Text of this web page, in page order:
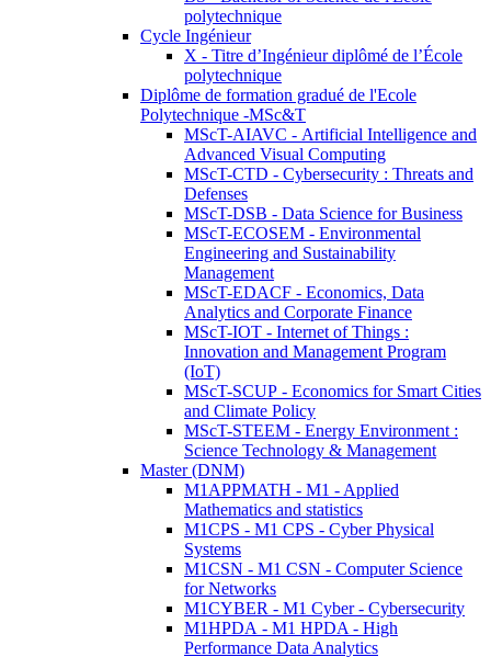
polytechnique
Cycle Ingénieur
X - Titre d’Ingénieur diplômé de l’École
polytechnique
Diplôme de formation gradué de l'Ecole
Polytechnique -MSc&T
MScT-AIAVC - Artificial Intelligence and
Advanced Visual Computing
MScT-CTD - Cybersecurity : Threats and
Defenses
MScT-DSB - Data Science for Business
MScT-ECOSEM - Environmental
Engineering and Sustainability
Management
MScT-EDACF - Economics, Data
Analytics and Corporate Finance
MScT-IOT - Internet of Things :
Innovation and Management Program
(IoT)
MScT-SCUP - Economics for Smart Cities
and Climate Policy
MScT-STEEM - Energy Environment :
Science Technology & Management
Master (DNM)
M1APPMATH - M1 - Applied
Mathematics and statistics
M1CPS - M1 CPS - Cyber Physical
Systems
M1CSN - M1 CSN - Computer Science
for Networks
M1CYBER - M1 Cyber - Cybersecurity
M1HPDA - M1 HPDA - High
Performance Data Analytics